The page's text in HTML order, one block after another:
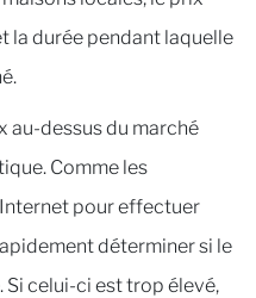
la durée pendant laquelle
au-dessus du marché
Comme les
pour effectuer
déterminer si le
celui-ci est trop élevé,